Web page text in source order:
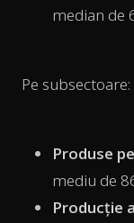
median de
Pe subsectoare:
Produse
mediu de
Producție